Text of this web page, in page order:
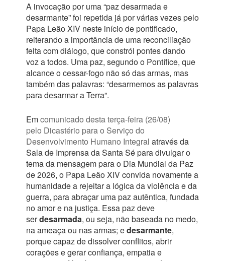
A invocação por uma “paz desarmada e
desarmante” foi repetida já por várias vezes pelo
Papa Leão XIV neste início de pontificado,
reiterando a importância de uma reconciliação
feita com diálogo, que constrói pontes dando
voz a todos. Uma paz, segundo o Pontífice, que
alcance o cessar-fogo não só das armas, mas
também das palavras: “desarmemos as palavras
para desarmar a Terra”.
Emcomunicado desta terça-feira (26/08)
pelo Dicastério para o Serviço do
Desenvolvimento Humano Integral através da
Sala de Imprensa da Santa Sé para divulgar o
tema da mensagem para o Dia Mundial da Paz
de 2026, o Papa Leão XIV convida novamente a
humanidade a rejeitar a lógica da violência e da
guerra, para abraçar uma paz autêntica, fundada
no amor e na justiça. Essa paz deve
serdesarmada, ou seja, não baseada no medo,
na ameaça ou nas armas; edesarmante,
porque capaz de dissolver conflitos, abrir
corações e gerar confiança, empatia e